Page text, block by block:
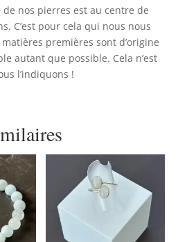
de nos pierres est au centre de
C’est pour cela qui nous nous
premières sont d’origine
autant que possible. Cela n’est
l’indiquons !